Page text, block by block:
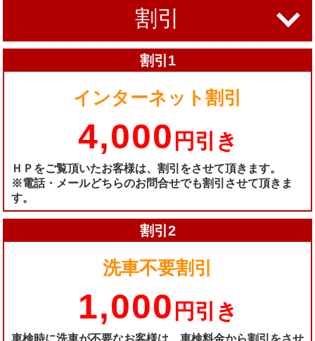
割引
割引1
インターネット割引
4,000 円引き
ＨＰをご覧頂いたお客様は、割引をさせて頂きます。
※電話・メールどちらのお問合せでも割引させて頂きま
す。
割引2
洗車不要割引
1,000 円引き